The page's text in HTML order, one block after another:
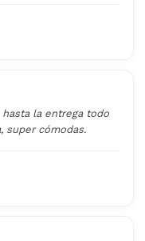
la entrega todo
super cómodas.